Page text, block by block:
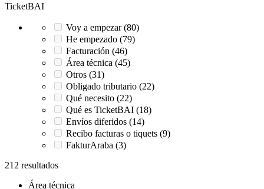
TicketBAI
Voy a empezar (80)
He empezado (79)
Facturación (46)
Área técnica (45)
Otros (31)
Obligado tributario (22)
Qué necesito (22)
Qué es TicketBAI (18)
Envíos diferidos (14)
Recibo facturas o tiquets (9)
FakturAraba (3)
212 resultados
Área técnica